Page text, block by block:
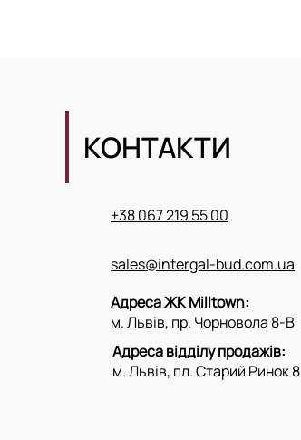
КОНТАКТИ
+38 067 219 55 00
sales@intergal-bud.com.ua
Адреса ЖК Milltown:
м. Львів, пр. Чорновола 8-В
Адреса відділу продажів:
м. Львів, пл. Старий Ринок 8